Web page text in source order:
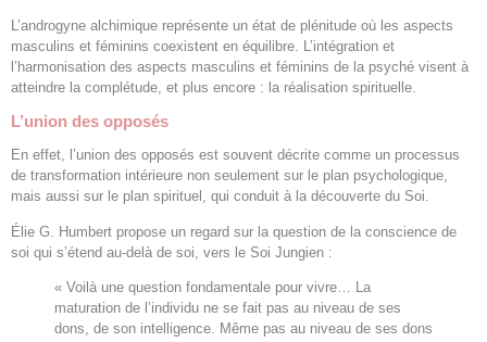
L’androgyne alchimique représente un état de plénitude où les aspects
masculins et féminins coexistent en équilibre. L’intégration et
l’harmonisation des aspects masculins et féminins de la psyché visent à
atteindre la complétude, et plus encore : la réalisation spirituelle.
L’union des opposés
En effet, l’union des opposés est souvent décrite comme un processus
de transformation intérieure non seulement sur le plan psychologique,
mais aussi sur le plan spirituel, qui conduit à la découverte du Soi.
Élie G. Humbert propose un regard sur la question de la conscience de
soi qui s’étend au-delà de soi, vers le Soi Jungien :
« Voilà une question fondamentale pour vivre… La
maturation de l’individu ne se fait pas au niveau de ses
dons, de son intelligence. Même pas au niveau de ses dons